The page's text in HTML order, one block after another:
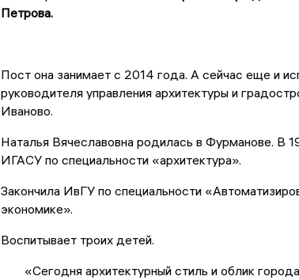
Петрова.
Пост она занимает с 2014 года. А сейчас еще и
руководителя управления архитектуры и
Иваново.
Наталья Вячеславовна родилась в Фурманове. В
ИГАСУ по специальности «архитектура».
Закончила ИвГУ по специальности
экономике».
Воспитывает троих детей.
«Сегодня архитектурный стиль и облик